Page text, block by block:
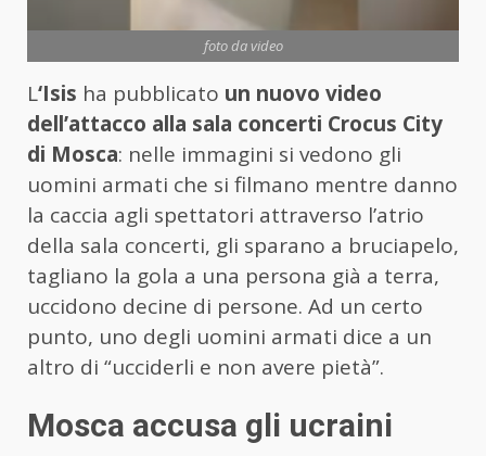
foto da video
L‘Isis ha pubblicato un nuovo video
dell’attacco alla sala concerti Crocus City
di Mosca: nelle immagini si vedono gli
uomini armati che si filmano mentre danno
la caccia agli spettatori attraverso l’atrio
della sala concerti, gli sparano a bruciapelo,
tagliano la gola a una persona già a terra,
uccidono decine di persone. Ad un certo
punto, uno degli uomini armati dice a un
altro di “ucciderli e non avere pietà”.
Mosca accusa gli ucraini